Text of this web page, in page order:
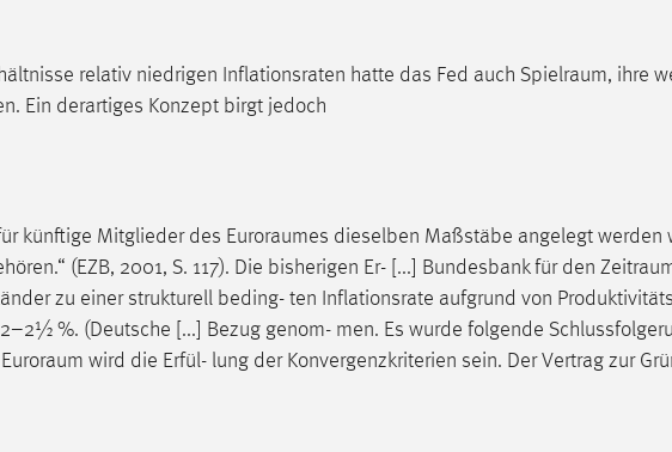
relativ niedrigen Inflationsraten hatte das Fed auch Spielraum, ihre
Ein derartiges Konzept birgt jedoch
künftige Mitglieder des Euroraumes dieselben Maßstäbe angelegt werden
(EZB, 2001, S. 117). Die bisherigen Er- [...] Bundesbank für den
zu einer strukturell beding- ten Inflationsrate aufgrund von
%. (Deutsche [...] Bezug genom- men. Es wurde folgende
Euroraum wird die Erfül- lung der Konvergenzkriterien sein. Der Vertrag zur
anonym.
_pk_id, _pk_ses